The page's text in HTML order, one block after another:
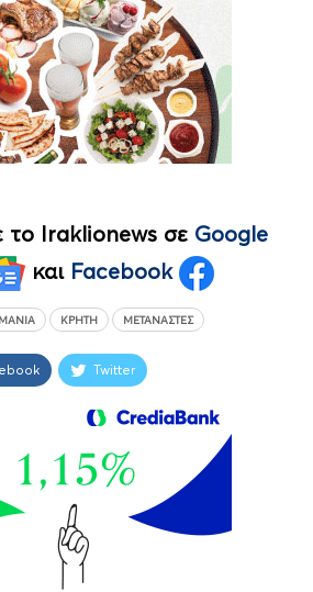
το Iraklionews σε Google
και Facebook
ΚΡΉΤΗ ΜΕΤΑΝΆΣΤΕΣ
Twitter